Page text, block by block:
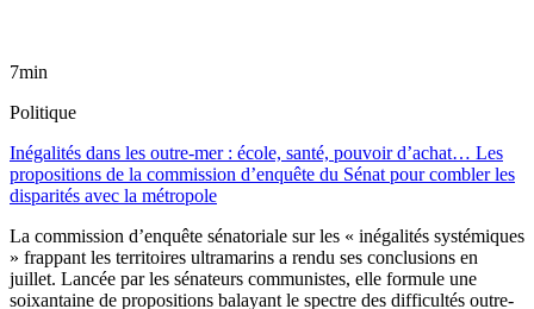
7min
Politique
Inégalités dans les outre-mer : école, santé, pouvoir d’achat… Les
propositions de la commission d’enquête du Sénat pour combler les
disparités avec la métropole
La commission d’enquête sénatoriale sur les « inégalités systémiques
» frappant les territoires ultramarins a rendu ses conclusions en
juillet. Lancée par les sénateurs communistes, elle formule une
soixantaine de propositions balayant le spectre des difficultés outre-